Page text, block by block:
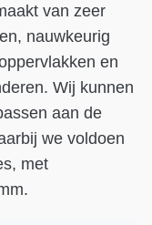
van zeer
nauwkeurig
en
Wij kunnen
aan de
we voldoen
met